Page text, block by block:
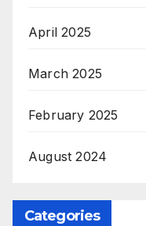
April 2025
March 2025
February 2025
August 2024
Categories